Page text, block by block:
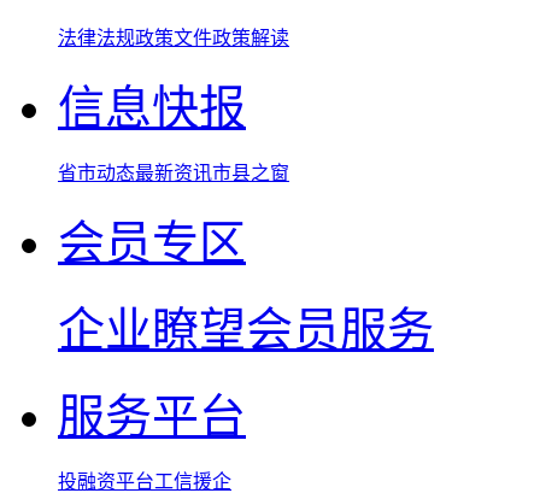
法律法规政策文件政策解读
信息快报
省市动态最新资讯市县之窗
会员专区
企业瞭望会员服务
服务平台
投融资平台工信援企